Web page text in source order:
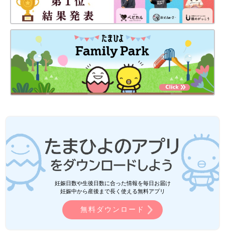
妊娠日数や生後日数に合った情報を毎日お届け
妊娠中から産後まで長く使える無料アプリ
無料ダウンロード